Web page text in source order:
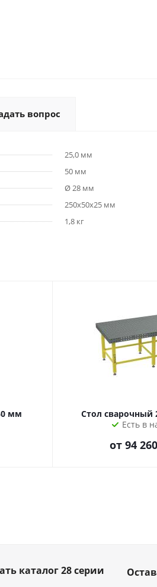
вопрос
25,0 мм
50 мм
Ø 28 мм
250х50x25 мм
1,8 кг
мм
Стол сварочный
Есть в
от 94
каталог 28 серии